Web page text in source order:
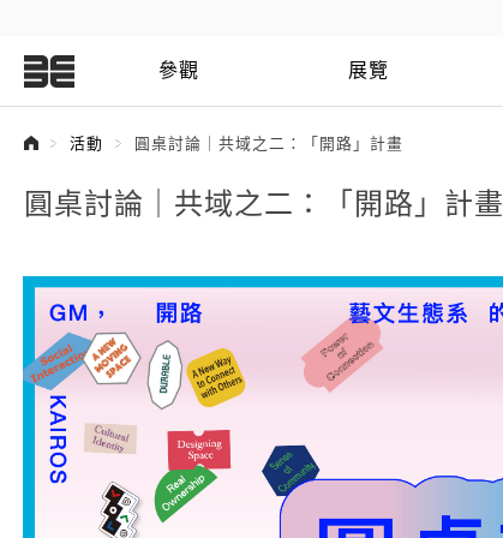
參觀 展覽
活動 圓桌討論｜共域之二：「開路」計畫
圓桌討論｜共域之二：「開路」計畫